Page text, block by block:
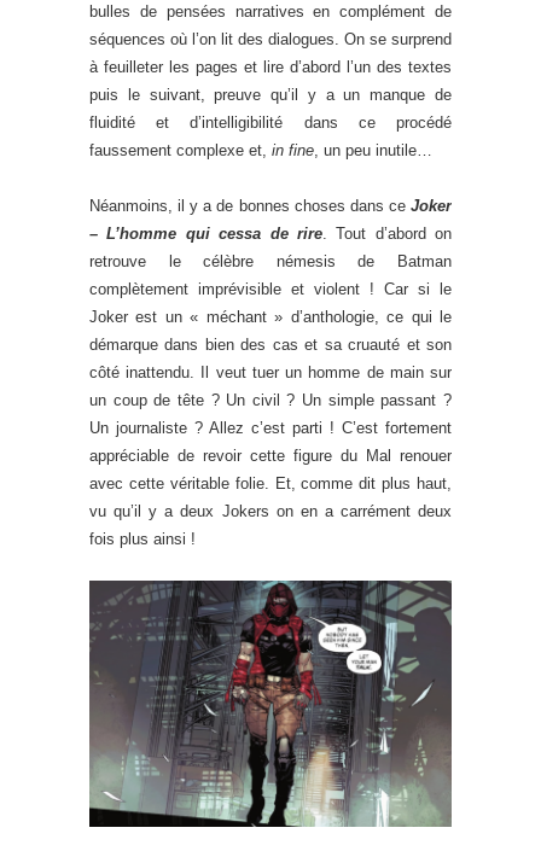
bulles de pensées narratives en complément de
séquences où l’on lit des dialogues. On se surprend
à feuilleter les pages et lire d’abord l’un des textes
puis le suivant, preuve qu’il y a un manque de
fluidité et d’intelligibilité dans ce procédé
faussement complexe et, in fine , un peu inutile…
Néanmoins, il y a de bonnes choses dans ce Joker
– L’homme qui cessa de rire. Tout d’abord on
retrouve le célèbre némesis de Batman
complètement imprévisible et violent ! Car si le
Joker est un « méchant » d’anthologie, ce qui le
démarque dans bien des cas et sa cruauté et son
côté inattendu. Il veut tuer un homme de main sur
un coup de tête ? Un civil ? Un simple passant ?
Un journaliste ? Allez c’est parti ! C’est fortement
appréciable de revoir cette figure du Mal renouer
avec cette véritable folie. Et, comme dit plus haut,
vu qu’il y a deux Jokers on en a carrément deux
fois plus ainsi !